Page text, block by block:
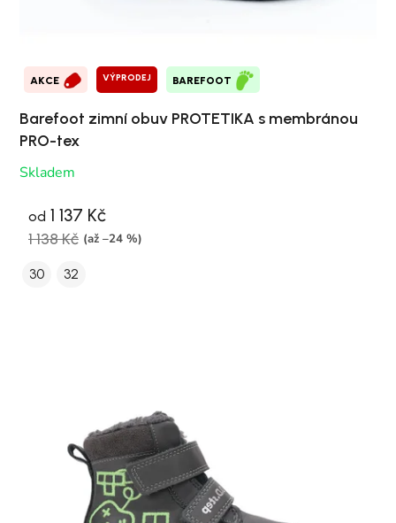
AKCE VÝPRODEJ BAREFOOT
Barefoot zimní obuv PROTETIKA s membránou
PRO-tex
Skladem
od 1 137 Kč
1 138 Kč (až –24 %)
30 32